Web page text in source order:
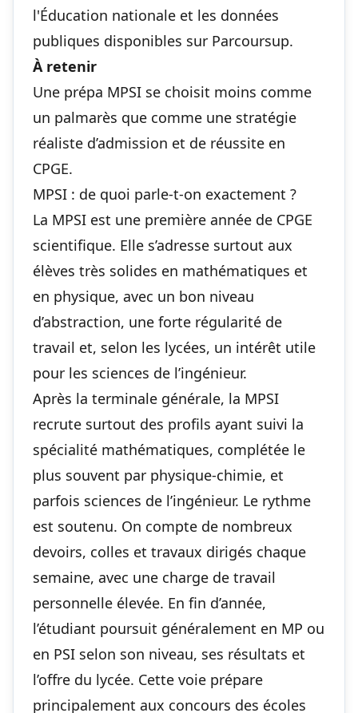
l'Éducation nationale et les données
publiques disponibles sur Parcoursup.
À retenir
Une prépa MPSI se choisit moins comme
un palmarès que comme une stratégie
réaliste d’admission et de réussite en
CPGE.
MPSI : de quoi parle-t-on exactement ?
La MPSI est une première année de CPGE
scientifique. Elle s’adresse surtout aux
élèves très solides en mathématiques et
en physique, avec un bon niveau
d’abstraction, une forte régularité de
travail et, selon les lycées, un intérêt utile
pour les sciences de l’ingénieur.
Après la terminale générale, la MPSI
recrute surtout des profils ayant suivi la
spécialité mathématiques, complétée le
plus souvent par physique-chimie, et
parfois sciences de l’ingénieur. Le rythme
est soutenu. On compte de nombreux
devoirs, colles et travaux dirigés chaque
semaine, avec une charge de travail
personnelle élevée. En fin d’année,
l’étudiant poursuit généralement en MP ou
en PSI selon son niveau, ses résultats et
l’offre du lycée. Cette voie prépare
principalement aux concours des écoles